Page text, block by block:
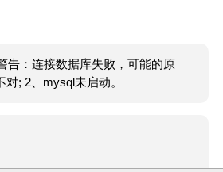
告：连接数据库失败，可能的原
; 2、mysql未启动。